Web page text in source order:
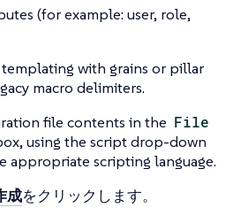
(for example: user, role,
templating with grains or pillar
macro delimiters.
file contents in the File
using the script drop-down
appropriate scripting language.
成をクリックします。